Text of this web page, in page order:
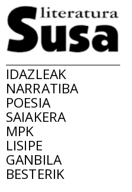
IDAZLEAK
NARRATIBA
POESIA
SAIAKERA
MPK
LISIPE
GANBILA
BESTERIK